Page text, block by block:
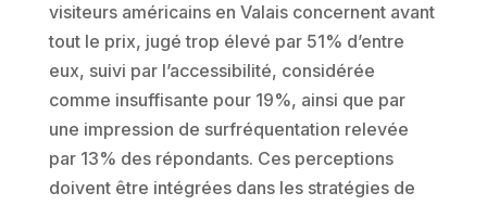
visiteurs américains en Valais concernent avant
tout le prix, jugé trop élevé par 51% d’entre
eux, suivi par l’accessibilité, considérée
comme insuffisante pour 19%, ainsi que par
une impression de surfréquentation relevée
par 13% des répondants. Ces perceptions
doivent être intégrées dans les stratégies de